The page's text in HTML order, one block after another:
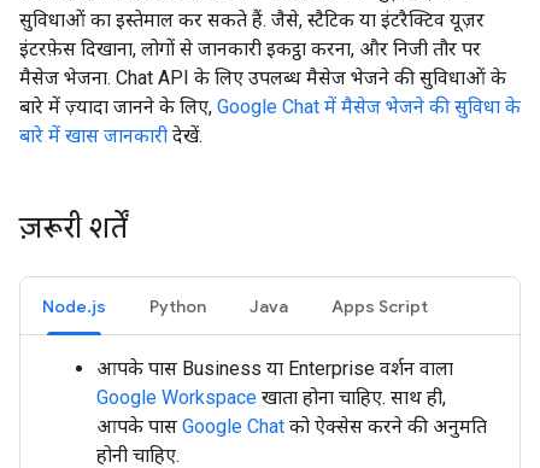
सुविधाओं का इस्तेमाल कर सकते हैं. जैसे, स्टैटिक या इंटरैक्टिव यूज़र
इंटरफ़ेस दिखाना, लोगों से जानकारी इकट्ठा करना, और निजी तौर पर
मैसेज भेजना. Chat API के लिए उपलब्ध मैसेज भेजने की सुविधाओं के
बारे में ज़्यादा जानने के लिए, Google Chat में मैसेज भेजने की सुविधा के
बारे में खास जानकारी देखें.
ज़रूरी शर्तें
Node.js Python Java Apps Script
आपके पास Business या Enterprise वर्शन वाला
Google Workspace खाता होना चाहिए. साथ ही,
आपके पास Google Chat को ऐक्सेस करने की अनुमति
होनी चाहिए.